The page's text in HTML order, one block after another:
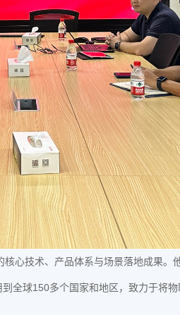
心技术、产品体系与场景落地成果。
全球150多个国家和地区，致力于将